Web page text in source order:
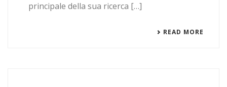
principale della sua ricerca […]
READ MORE